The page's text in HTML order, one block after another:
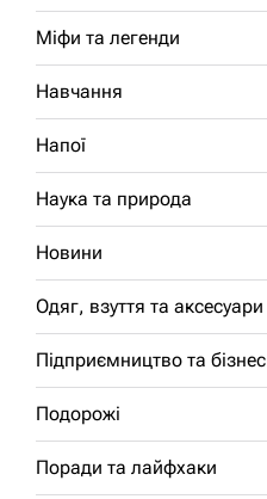
Міфи та легенди
Навчання
Напої
Наука та природа
Новини
Одяг, взуття та аксесуари
Підприємництво та бізнес
Подорожі
Поради та лайфхаки